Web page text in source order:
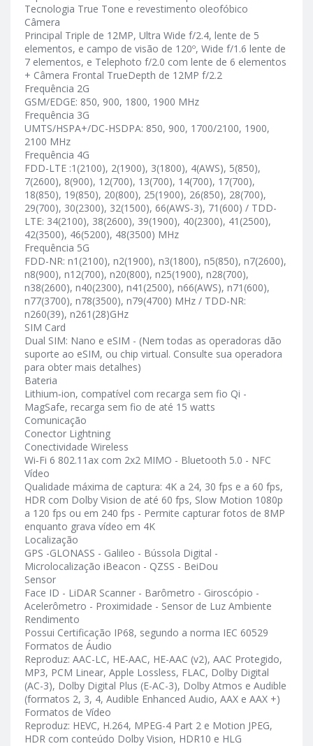
Tecnologia True Tone e revestimento oleofóbico
Câmera
Principal Triple de 12MP, Ultra Wide f/2.4, lente de 5
elementos, e campo de visão de 120º, Wide f/1.6 lente de
7 elementos, e Telephoto f/2.0 com lente de 6 elementos
+ Câmera Frontal TrueDepth de 12MP f/2.2
Frequência 2G
GSM/EDGE: 850, 900, 1800, 1900 MHz
Frequência 3G
UMTS/HSPA+/DC-HSDPA: 850, 900, 1700/2100, 1900,
2100 MHz
Frequência 4G
FDD-LTE :1(2100), 2(1900), 3(1800), 4(AWS), 5(850),
7(2600), 8(900), 12(700), 13(700), 14(700), 17(700),
18(850), 19(850), 20(800), 25(1900), 26(850), 28(700),
29(700), 30(2300), 32(1500), 66(AWS-3), 71(600) / TDD-
LTE: 34(2100), 38(2600), 39(1900), 40(2300), 41(2500),
42(3500), 46(5200), 48(3500) MHz
Frequência 5G
FDD-NR: n1(2100), n2(1900), n3(1800), n5(850), n7(2600),
n8(900), n12(700), n20(800), n25(1900), n28(700),
n38(2600), n40(2300), n41(2500), n66(AWS), n71(600),
n77(3700), n78(3500), n79(4700) MHz / TDD-NR:
n260(39), n261(28)GHz
SIM Card
Dual SIM: Nano e eSIM - (Nem todas as operadoras dão
suporte ao eSIM, ou chip virtual. Consulte sua operadora
para obter mais detalhes)
Bateria
Lithium‑ion, compatível com recarga sem fio Qi -
MagSafe, recarga sem fio de até 15 watts
Comunicação
Conector Lightning
Conectividade Wireless
Wi‑Fi 6 802.11ax com 2x2 MIMO - Bluetooth 5.0 - NFC
Vídeo
Qualidade máxima de captura: 4K a 24, 30 fps e a 60 fps,
HDR com Dolby Vision de até 60 fps, Slow Motion 1080p
a 120 fps ou em 240 fps - Permite capturar fotos de 8MP
enquanto grava vídeo em 4K
Localização
GPS -GLONASS - Galileo - Bússola Digital -
Microlocalização iBeacon - QZSS - BeiDou
Sensor
Face ID - LiDAR Scanner - Barômetro - Giroscópio -
Acelerômetro - Proximidade - Sensor de Luz Ambiente
Rendimento
Possui Certificação IP68, segundo a norma IEC 60529
Formatos de Áudio
Reproduz: AAC-LC, HE-AAC, HE-AAC (v2), AAC Protegido,
MP3, PCM Linear, Apple Lossless, FLAC, Dolby Digital
(AC-3), Dolby Digital Plus (E-AC-3), Dolby Atmos e Audible
(formatos 2, 3, 4, Audible Enhanced Audio, AAX e AAX +)
Formatos de Vídeo
Reproduz: HEVC, H.264, MPEG-4 Part 2 e Motion JPEG,
HDR com conteúdo Dolby Vision, HDR10 e HLG